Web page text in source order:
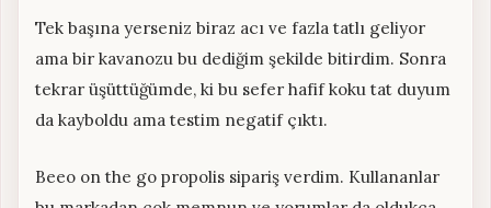
Tek başına yerseniz biraz acı ve fazla tatlı geliyor
ama bir kavanozu bu dediğim şekilde bitirdim. Sonra
tekrar üşüttüğümde, ki bu sefer hafif koku tat duyum
da kayboldu ama testim negatif çıktı.
Beeo on the go propolis sipariş verdim. Kullananlar